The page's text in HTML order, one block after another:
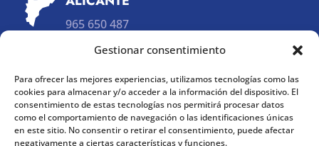
Gestionar consentimiento
Para ofrecer las mejores experiencias, utilizamos tecnologías como las
cookies para almacenar y/o acceder a la información del dispositivo. El
consentimiento de estas tecnologías nos permitirá procesar datos
como el comportamiento de navegación o las identificaciones únicas
en este sitio. No consentir o retirar el consentimiento, puede afectar
negativamente a ciertas características y funciones.
965 650 487
660 575 104
 E-MAIL
xarxes.sanitaries.solidaries@gmail.com
REDES SOCIALES